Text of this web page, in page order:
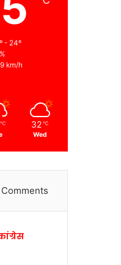
- 24º
km/h
℃ 32 ℃
Wed
Comments